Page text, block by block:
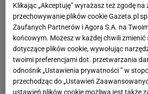
Klikając „Akceptuję” wyrażasz też zgodę
przechowywanie plików cookie Gazeta.pl
Zaufanych Partnerów i Agora S.A. na
końcowym. Możesz w każdej chwili zmienić
dotyczące plików cookie, wywołując
twoimi preferencjami dot. przetwarzania
odnośnik „Ustawienia prywatności ” w
przechodząc do „Ustawień
ustawień plików cookie możliwa jest także